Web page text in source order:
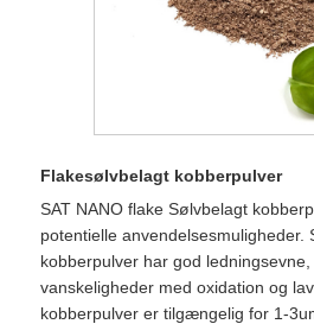
Flakesølvbelagt kobberpulver
SAT NANO flake Sølvbelagt
potentielle anvendelsesmuligheder.
kobberpulver har god
vanskeligheder med oxidation og
kobberpulver er tilgængelig for 1-